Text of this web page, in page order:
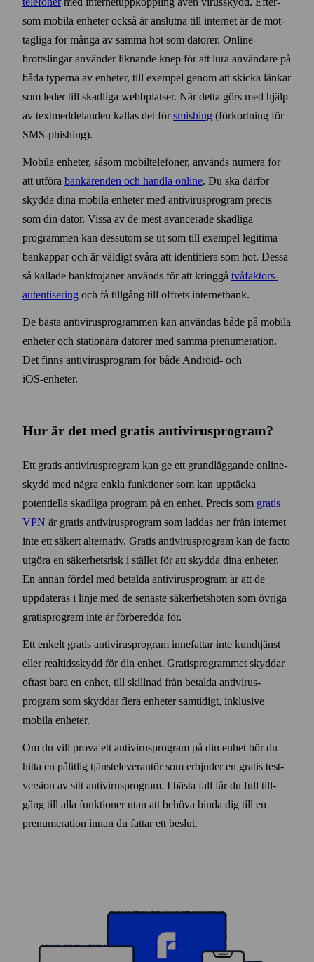
som mobila enheter också är anslutna till internet är de mot­
tagliga för många av samma hot som datorer. Online­
brottslingar använder liknande knep för att lura användare på
båda typerna av enheter, till exempel genom att skicka länkar
som leder till skadliga webb­platser. När detta görs med hjälp
av text­med­delanden kallas det försmishing (förkortning för
SMS‑phishing).
Mobila enheter, såsom mobil­telefoner, används numera för
att utföra bank­ärenden och handla online. Du ska därför
skydda dina mobila enheter med anti­virus­program precis
som din dator. Vissa av de mest avancerade skadliga
programmen kan dess­utom se ut som till exempel legitima
bank­appar och är väldigt svåra att identifiera som hot. Dessa
så kallade bank­trojaner används för att kringgå två­faktors­
autentisering och få till­gång till offrets internet­bank.
De bästa anti­virus­programmen kan användas både på mobila
enheter och stationära datorer med samma prenumeration.
Det finns anti­virus­program för både Android‑ och
iOS‑enheter.
Hur är det med gratis anti­virus­program?
Ett gratis anti­virus­program kan ge ett grund­läggande online­
skydd med några enkla funktioner som kan upptäcka
potentiella skadliga program på en enhet. Precis som gratis
VPN är gratis anti­virus­program som laddas ner från internet
inte ett säkert alternativ. Gratis anti­virus­program kan de facto
utgöra en säkerhets­risk i stället för att skydda dina enheter.
En annan fördel med betalda anti­virus­program är att de
uppdateras i linje med de senaste säkerhets­hoten som övriga
gratis­program inte är förberedda för.
Ett enkelt gratis anti­virus­program innefattar inte kund­tjänst
eller real­tids­skydd för din enhet. Gratis­programmet skyddar
oftast bara en enhet, till skillnad från betalda anti­virus­
program som skyddar flera enheter sam­tidigt, inklusive
mobila enheter.
Om du vill prova ett anti­virus­program på din enhet bör du
hitta en pålitlig tjänste­leverantör som erbjuder en gratis test­
version av sitt anti­virus­program. I bästa fall får du full till­
gång till alla funktioner utan att behöva binda dig till en
prenumeration innan du fattar ett beslut.